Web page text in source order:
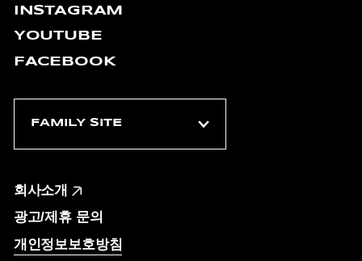
INSTAGRAM
YOUTUBE
FACEBOOK
회사소개
광고/제휴 문의
개인정보보호방침